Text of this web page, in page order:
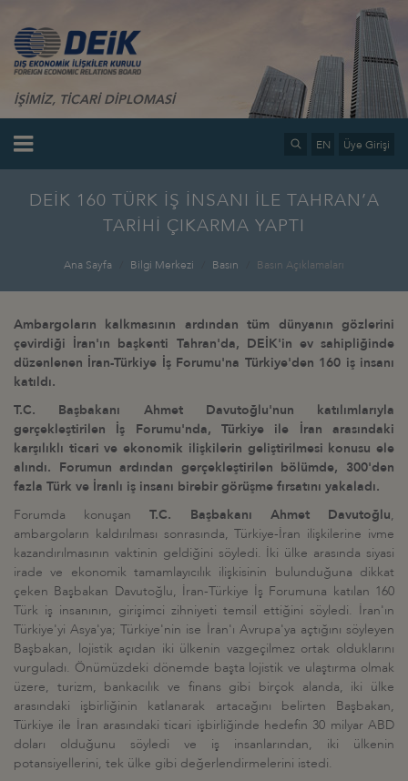
İŞİMİZ, TİCARİ DİPLOMASİ
EN Üye Girişi
DEİK 160 TÜRK İŞ İNSANI İLE TAHRAN’A
TARİHİ ÇIKARMA YAPTI
Ana Sayfa Bilgi Merkezi Basın Basın Açıklamaları
Ambargoların kalkmasının ardından tüm dünyanın gözlerini
çevirdiği İran'ın başkenti Tahran'da, DEİK'in ev sahipliğinde
düzenlenen İran-Türkiye İş Forumu'na Türkiye'den 160 iş insanı
katıldı.
T.C. Başbakanı Ahmet Davutoğlu'nun katılımlarıyla
gerçekleştirilen İş Forumu'nda, Türkiye ile İran arasındaki
karşılıklı ticari ve ekonomik ilişkilerin geliştirilmesi konusu ele
alındı. Forumun ardından gerçekleştirilen bölümde, 300'den
fazla Türk ve İranlı iş insanı birebir görüşme fırsatını yakaladı.
Forumda konuşanT.C. Başbakanı Ahmet Davutoğlu,
ambargoların kaldırılması sonrasında, Türkiye-İran ilişkilerine ivme
kazandırılmasının vaktinin geldiğini söyledi. İki ülke arasında siyasi
irade ve ekonomik tamamlayıcılık ilişkisinin bulunduğuna dikkat
çeken Başbakan Davutoğlu, İran-Türkiye İş Forumuna katılan 160
Türk iş insanının, girişimci zihniyeti temsil ettiğini söyledi. İran'ın
Türkiye'yi Asya'ya; Türkiye'nin ise İran'ı Avrupa'ya açtığını söyleyen
Başbakan, lojistik açıdan iki ülkenin vazgeçilmez ortak olduklarını
vurguladı. Önümüzdeki dönemde başta lojistik ve ulaştırma olmak
üzere, turizm, bankacılık ve finans gibi birçok alanda, iki ülke
arasındaki işbirliğinin katlanarak artacağını belirten Başbakan,
Türkiye ile İran arasındaki ticari işbirliğinde hedefin 30 milyar ABD
doları olduğunu söyledi ve iş insanlarından, iki ülkenin
potansiyellerini, tek ülke gibi değerlendirmelerini istedi.